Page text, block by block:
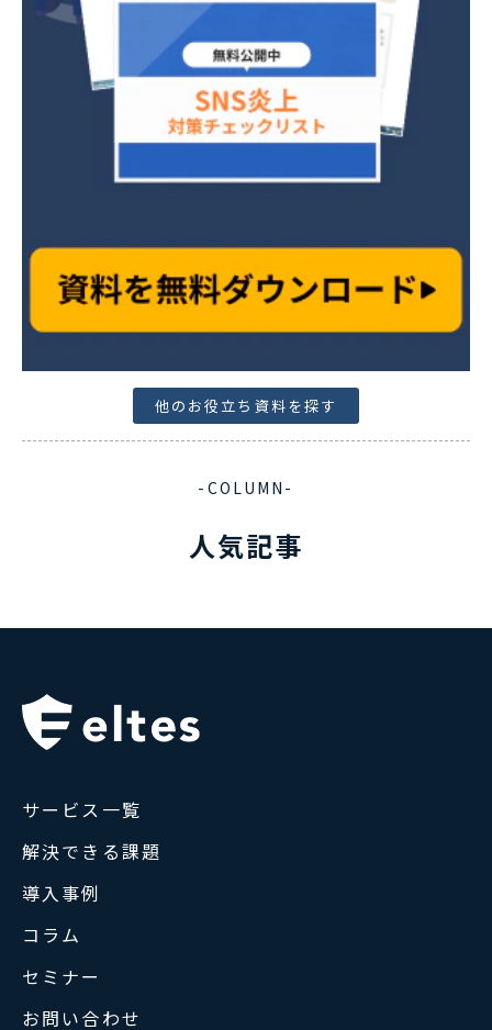
他のお役立ち資料を探す
-COLUMN-
人気記事
サービス一覧
解決できる課題
導入事例
コラム
セミナー
お問い合わせ